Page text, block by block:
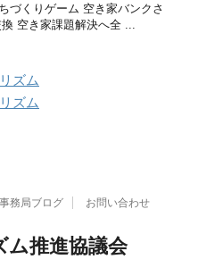
づくりゲーム 空き家バンクさ
空き家課題解決へ全 ...
ズム
ズム
事務局ブログ お問い合わせ
ム推進協議会